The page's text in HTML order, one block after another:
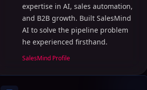
expertise in AI, sales automation,
and B2B growth. Built SalesMind
AI to solve the pipeline problem
he experienced firsthand.
SalesMind Profile